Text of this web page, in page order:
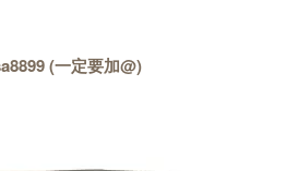
(一定要加@)